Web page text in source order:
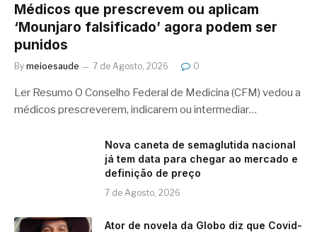
Médicos que prescrevem ou aplicam
‘Mounjaro falsificado’ agora podem ser
punidos
By meioesaude 7 de Agosto, 2026 0
Ler Resumo O Conselho Federal de Medicina (CFM) vedou a
médicos prescreverem, indicarem ou intermediar…
Nova caneta de semaglutida nacional
já tem data para chegar ao mercado e
definição de preço
7 de Agosto, 2026
Ator de novela da Globo diz que Covid-